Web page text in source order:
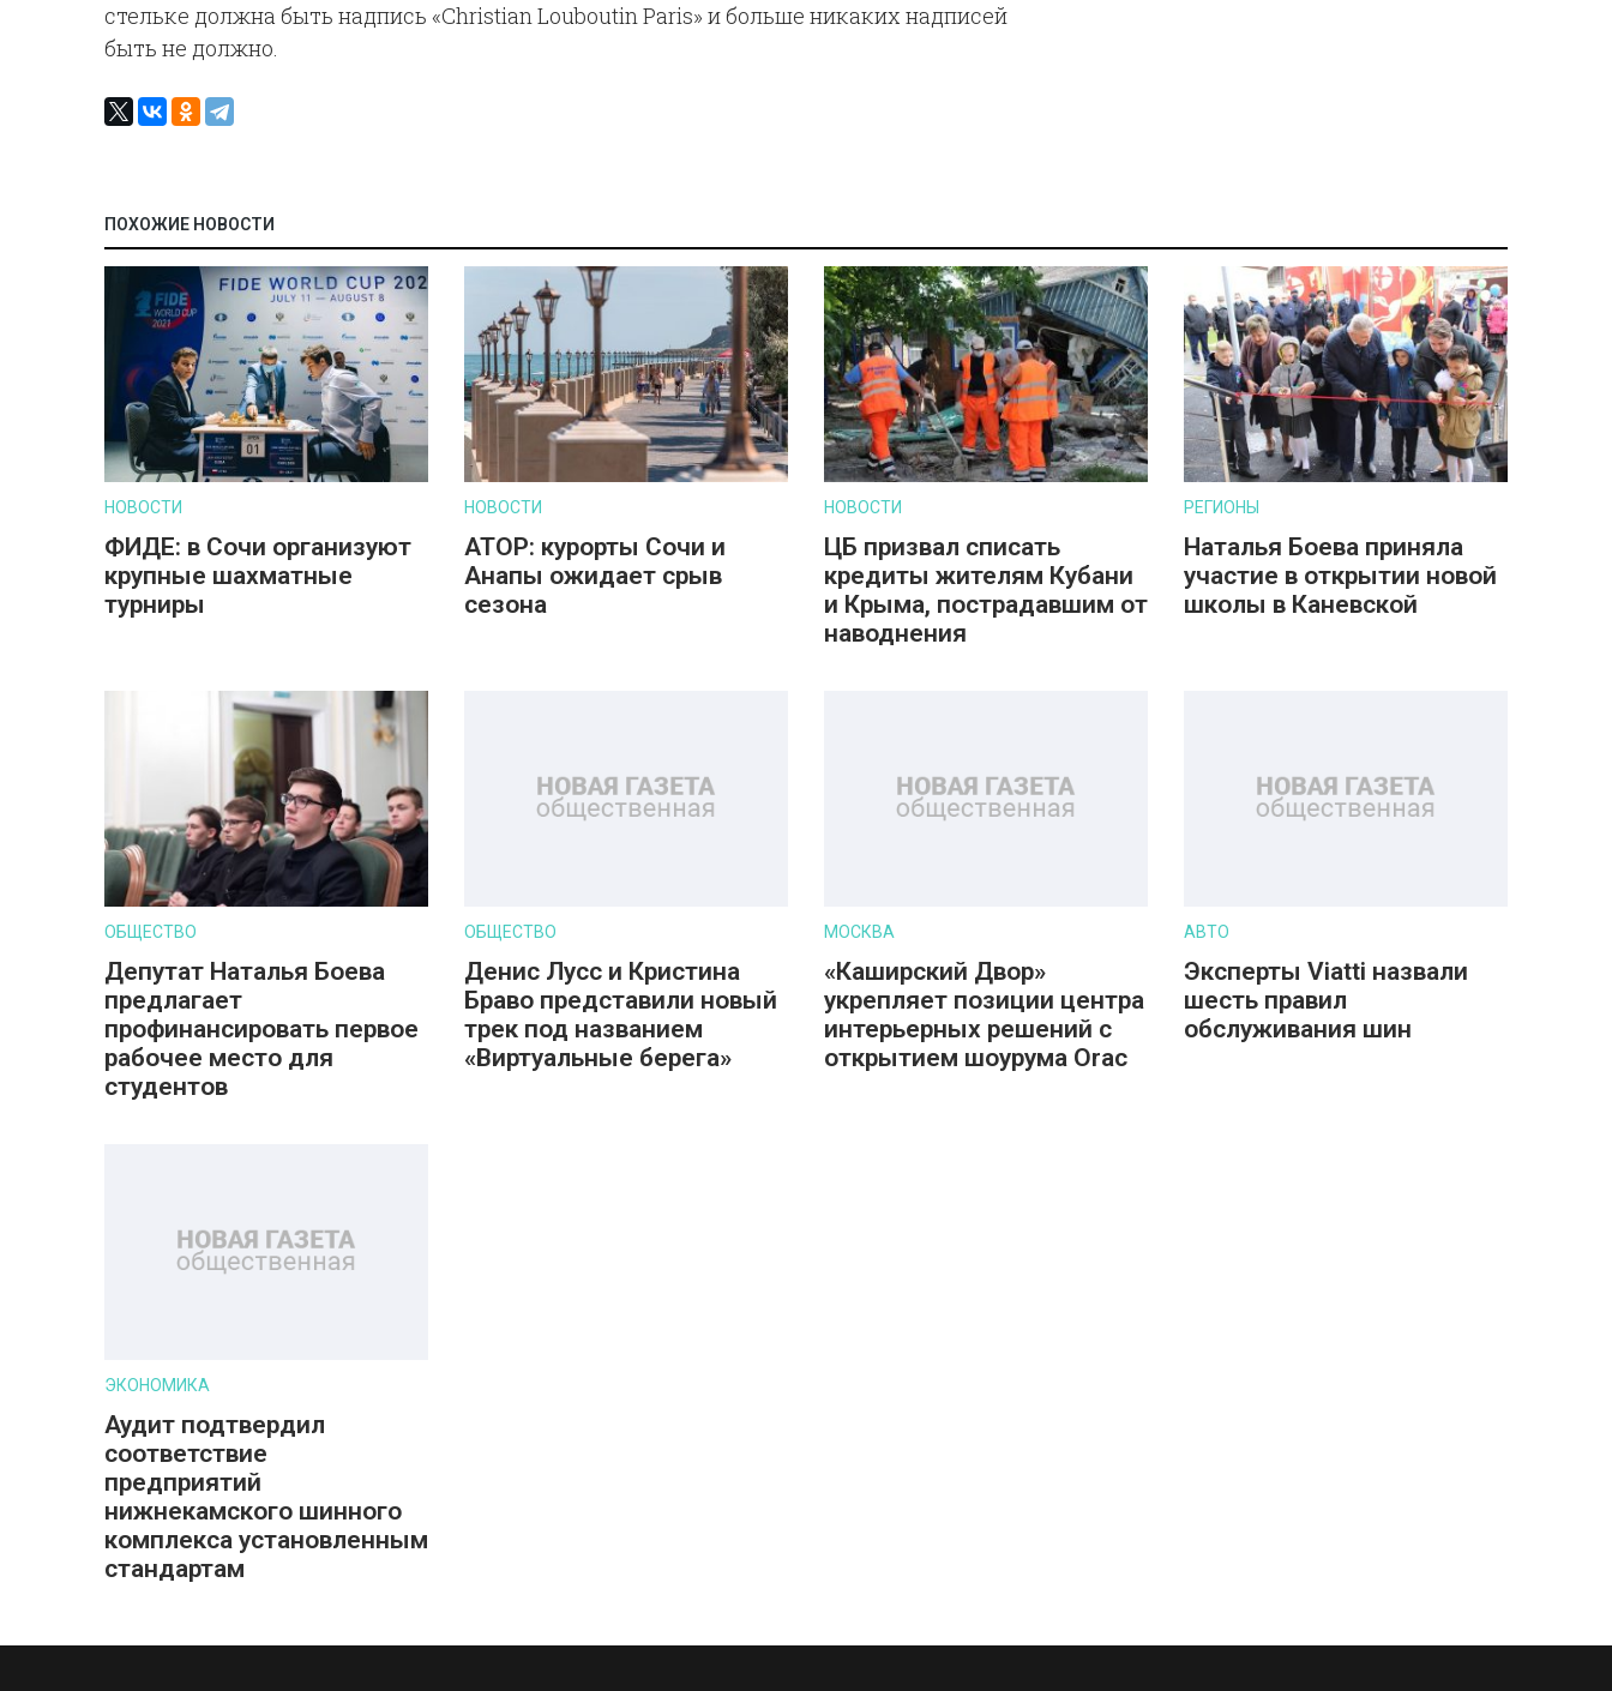
стельке должна быть надпись «Christian Louboutin Paris» и больше никаких надписей
быть не должно.
ПОХОЖИЕ НОВОСТИ
НОВОСТИ
ФИДЕ: в Сочи организуют
крупные шахматные
турниры
НОВОСТИ
АТОР: курорты Сочи и
Анапы ожидает срыв
сезона
НОВОСТИ
ЦБ призвал списать
кредиты жителям Кубани
и Крыма, пострадавшим от
наводнения
РЕГИОНЫ
Наталья Боева приняла
участие в открытии новой
школы в Каневской
ОБЩЕСТВО
Депутат Наталья Боева
предлагает
профинансировать первое
рабочее место для
студентов
ОБЩЕСТВО
Денис Лусс и Кристина
Браво представили новый
трек под названием
«Виртуальные берега»
МОСКВА
«Каширский Двор»
укрепляет позиции центра
интерьерных решений с
открытием шоурума Orac
АВТО
Эксперты Viatti назвали
шесть правил
обслуживания шин
ЭКОНОМИКА
Аудит подтвердил
соответствие
предприятий
нижнекамского шинного
комплекса установленным
стандартам